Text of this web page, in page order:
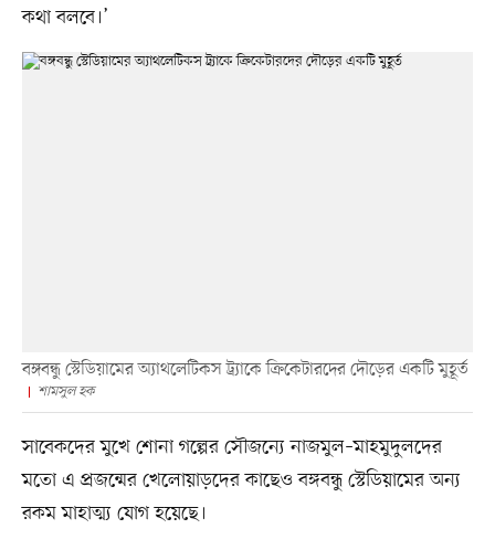
কথা বলবে।’
বঙ্গবন্ধু স্টেডিয়ামের অ্যাথলেটিকস ট্র্যাকে ক্রিকেটারদের দৌড়ের একটি মুহূর্ত
শামসুল হক
সাবেকদের মুখে শোনা গল্পের সৌজন্যে নাজমুল–মাহমুদুলদের
মতো এ প্রজন্মের খেলোয়াড়দের কাছেও বঙ্গবন্ধু স্টেডিয়ামের অন্য
রকম মাহাত্ম্য যোগ হয়েছে।